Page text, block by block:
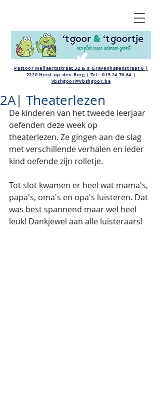
Pastoor Mellaertsstraat 32 & s' Gravenhagenstraat 6 |
2220 Heist-op-den-Berg | Tel.:015 24 76 64 |
vbshgoor@vbshgoor.be
2A| Theaterlezen
De kinderen van het tweede leerjaar
oefenden deze week op
theaterlezen. Ze gingen aan de slag
met verschillende verhalen en ieder
kind oefende zijn rolletje.
Tot slot kwamen er heel wat mama's,
papa's, oma's en opa's luisteren. Dat
was best spannend maar wel heel
leuk! Dankjewel aan alle luisteraars!